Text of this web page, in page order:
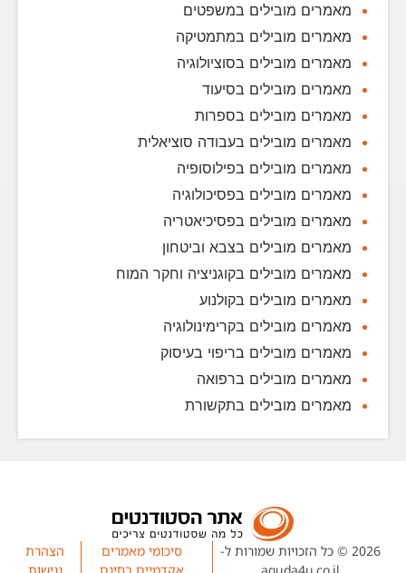
מאמרים מובילים במשפטים
מאמרים מובילים במתמטיקה
מאמרים מובילים בסוציולוגיה
מאמרים מובילים בסיעוד
מאמרים מובילים בספרות
מאמרים מובילים בעבודה סוציאלית
מאמרים מובילים בפילוסופיה
מאמרים מובילים בפסיכולוגיה
מאמרים מובילים בפסיכיאטריה
מאמרים מובילים בצבא וביטחון
מאמרים מובילים בקוגניציה וחקר המוח
מאמרים מובילים בקולנוע
מאמרים מובילים בקרימינולוגיה
מאמרים מובילים בריפוי בעיסוק
מאמרים מובילים ברפואה
מאמרים מובילים בתקשורת
2026 © כל הזכויות שמורות ל-
סיכומי מאמרים
הצהרת